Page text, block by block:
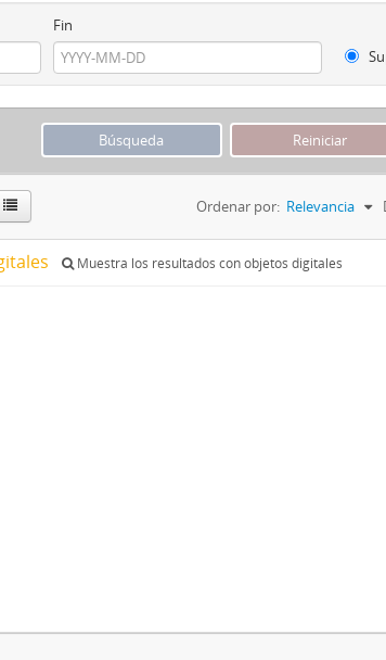
Fin
Ordenar por: Relevancia
Muestra los resultados con objetos digitales